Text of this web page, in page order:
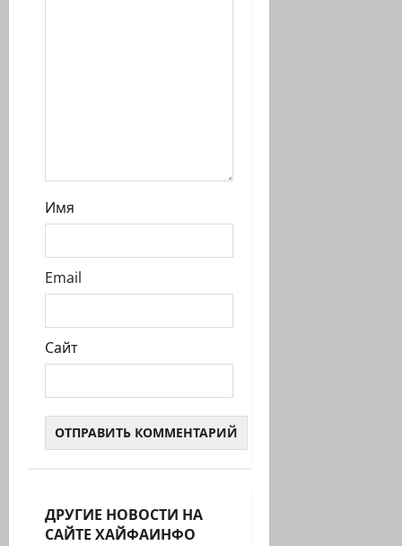
Имя
Email
Сайт
ДРУГИЕ НОВОСТИ НА
САЙТЕ ХАЙФАИНФО